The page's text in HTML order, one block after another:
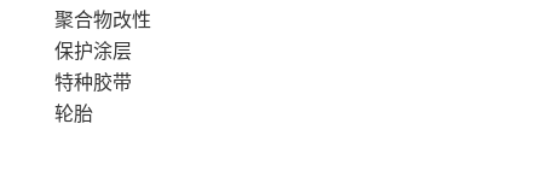
聚合物改性
保护涂层
特种胶带
轮胎